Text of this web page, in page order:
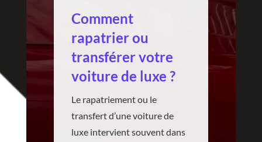
Comment
rapatrier ou
transférer votre
voiture de luxe ?
Le rapatriement ou le
transfert d’une voiture de
luxe intervient souvent dans